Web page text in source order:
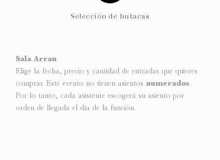
Selección de butacas
Sala Arrau
Elige la fecha, precio y cantidad de entradas que quieres
comprar. Este evento no tienen asientos numerados.
Por lo tanto, cada asistente escogerá su asiento por
orden de llegada el día de la función.